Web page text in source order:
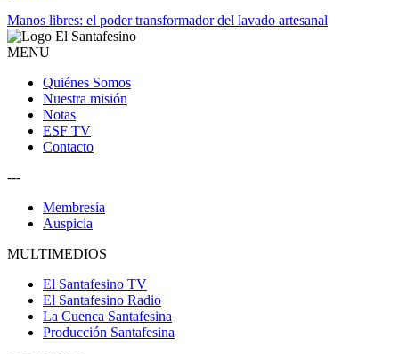
Manos libres: el poder transformador del lavado artesanal
MENU
Quiénes Somos
Nuestra misión
Notas
ESF TV
Contacto
---
Membresía
Auspicia
MULTIMEDIOS
El Santafesino TV
El Santafesino Radio
La Cuenca Santafesina
Producción Santafesina